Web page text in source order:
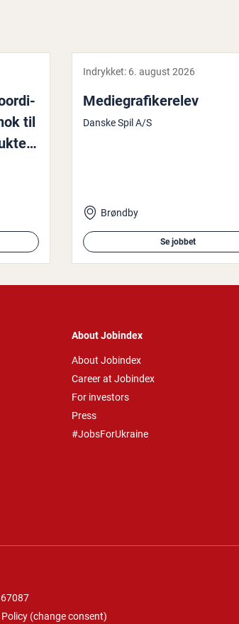
til
Indrykket: 6. august 2026
Me­di­e­gra­fi­ke­re­lev
Danske Spil A/S
Brøndby
Se jobbet
About Jobindex
About Jobindex
Career at Jobindex
For investors
Press
#JobsForUkraine
(change consent)